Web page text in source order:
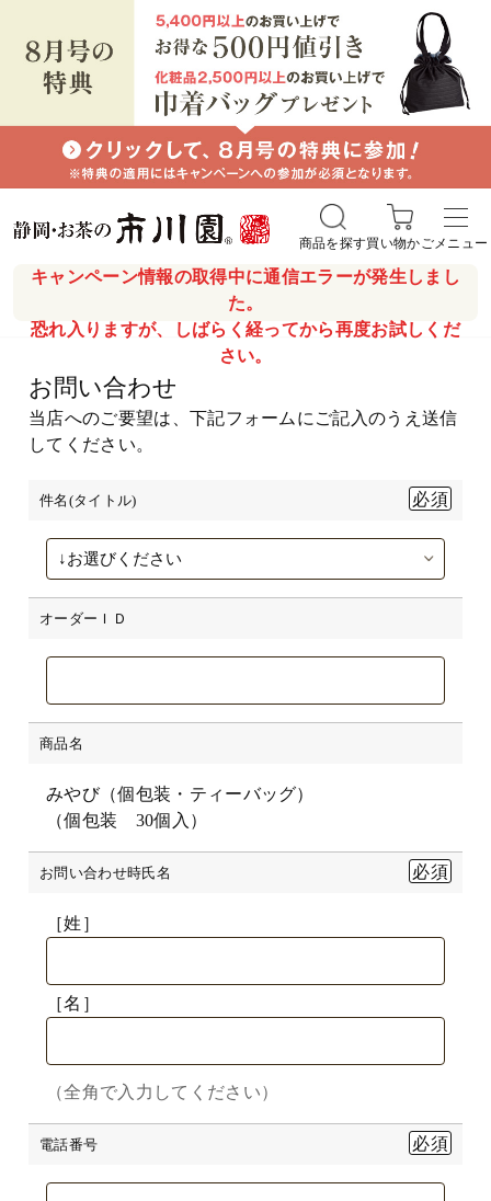
キャンペーン情報の取得中に通信エラーが発生しまし
た。
恐れ入りますが、しばらく経ってから再度お試しくだ
さい。
商品を探す買い物かごメニュー
お問い合わせ
当店へのご要望は、下記フォームにご記入のうえ送信
してください。
件名(タイトル)
オーダーＩＤ
商品名
みやび（個包装・ティーバッグ）
（個包装 30個入）
お問い合わせ時氏名
［姓］
［名］
（全角で入力してください）
電話番号